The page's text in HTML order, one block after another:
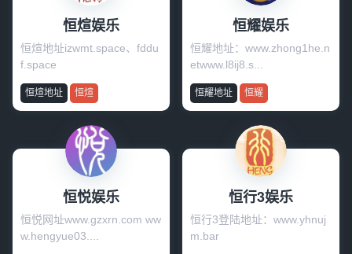
恒煊娱乐
恒煊地址izwmt.space、fddu
f.space
恒煊地址 恒煊
恒耀娱乐
恒耀地址：www.zhong1he.n
etwww.l8ij8.s...
恒耀地址 恒耀
恒悦娱乐
恒悦网址www.gzxrn.com ww
w.hengyue03....
恒行3娱乐
恒行3登陆地址：www.yhnuj
m.bar